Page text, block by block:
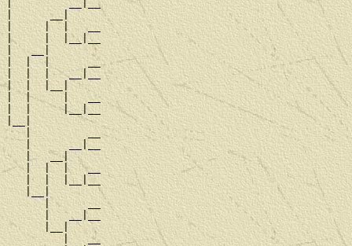
|         __|__
|      __|
|     |  |   __
|     |  |__|__
|   __|
|  |  |      __
|  |  |   __|__
|  |  |__|
|  |     |   __
|  |     |__|__
|__|
   |         __
   |      __|__
   |   __|
   |  |  |   __
   |  |  |__|__
   |__|
      |      __
      |   __|__
      |__|
         |   __